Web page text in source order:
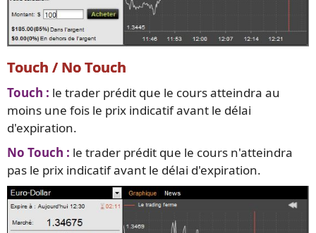
Touch / No Touch
Touch : le trader prédit que le cours atteindra au
moins une fois le prix indicatif avant le délai
d'expiration.
No Touch : le trader prédit que le cours n'atteindra
pas le prix indicatif avant le délai d'expiration.